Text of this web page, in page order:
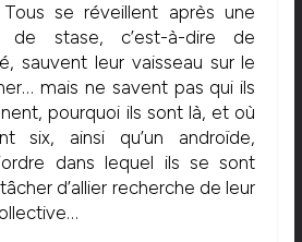
se réveillent après une
de stase, c’est-à-dire de
sauvent leur vaisseau sur le
mais ne savent pas qui ils
pourquoi ils sont là, et où
six, ainsi qu’un androïde,
dans lequel ils se sont
d’allier recherche de leur